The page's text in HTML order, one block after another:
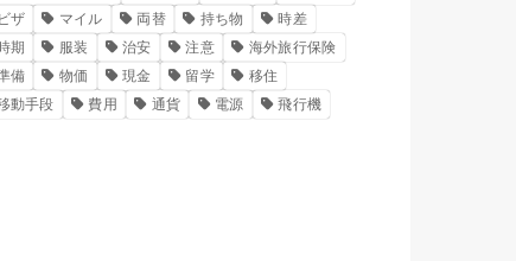
ビザ
マイル 両替 持ち物
時差
期
服装 治安 注意
海外旅行保険
備
物価 現金 留学
移住
動手段
費用 通貨 電源 飛行機